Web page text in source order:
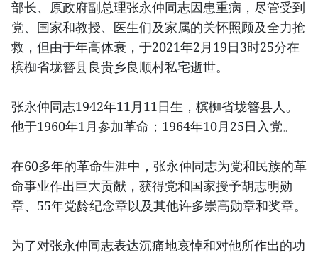
部长、原政府副总理张永仲同志因患重病，尽管受到
党、国家和教授、医生们及家属的关怀照顾及全力抢
救，但由于年高体衰，于2021年2月19日3时25分在
槟椥省垅簪县良贵乡良顺村私宅逝世。
张永仲同志1942年11月11日生，槟椥省垅簪县人。
他于1960年1月参加革命；1964年10月25日入党。
在60多年的革命生涯中，张永仲同志为党和民族的革
命事业作出巨大贡献，获得党和国家授予胡志明勋
章、55年党龄纪念章以及其他许多崇高勋章和奖章。
为了对张永仲同志表达沉痛地哀悼和对他所作出的功